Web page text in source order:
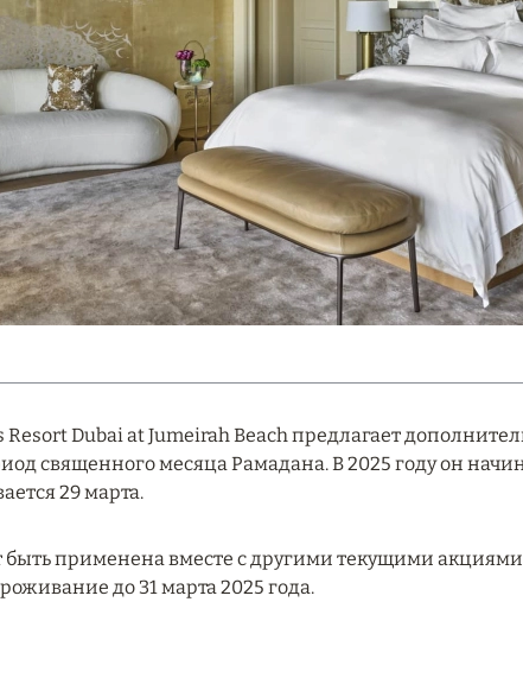
Resort Dubai at Jumeirah Beach предлагает
священного месяца Рамадана. В 2025 году он
29 марта.
быть применена вместе с другими текущими
до 31 марта 2025 года.